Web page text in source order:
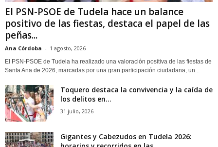
El PSN-PSOE de Tudela hace un balance
positivo de las fiestas, destaca el papel de las
peñas...
Ana Córdoba - 1 agosto, 2026
El PSN-PSOE de Tudela ha realizado una valoración positiva de las fiestas de
Santa Ana de 2026, marcadas por una gran participación ciudadana, un...
Toquero destaca la convivencia y la caída de
los delitos en...
31 julio, 2026
Gigantes y Cabezudos en Tudela 2026: